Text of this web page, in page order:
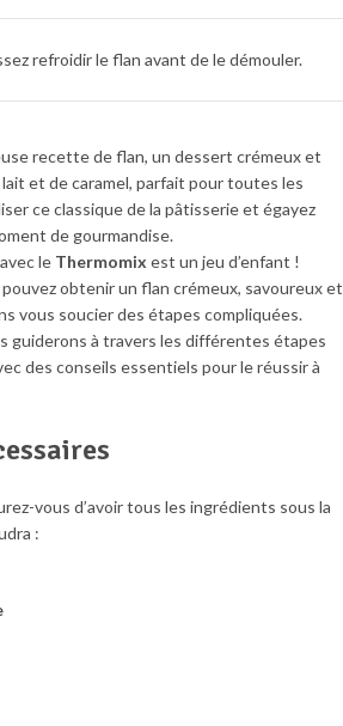
refroidir le flan avant de le démouler.
avec le Thermomix est un jeu d’enfant !
obtenir un flan crémeux, savoureux et
vous soucier des étapes compliquées.
guiderons à travers les différentes étapes
des conseils essentiels pour le réussir à
vous d’avoir tous les ingrédients sous la
: